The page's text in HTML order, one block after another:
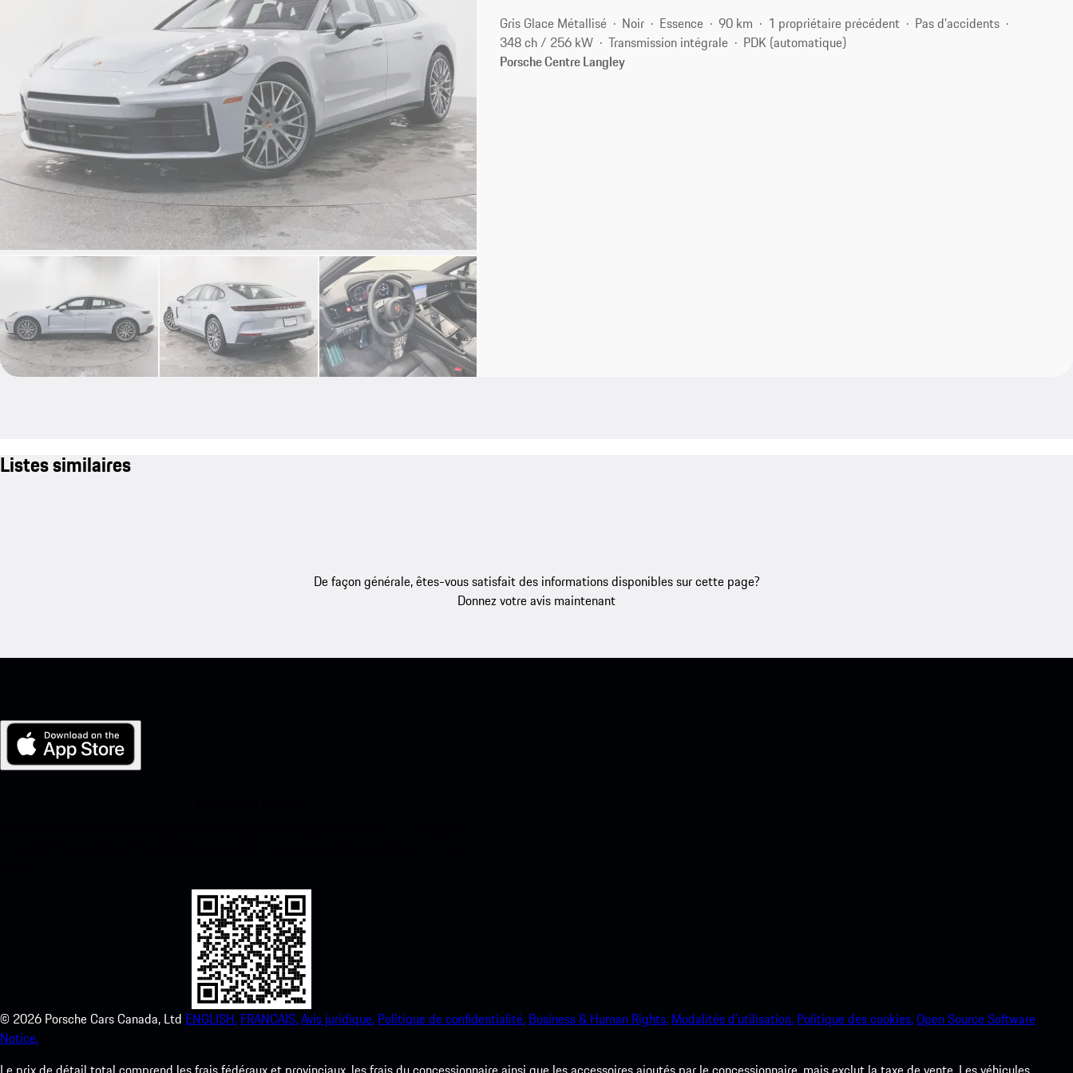
Gris Glace Métallisé Noir Essence 90 km 1 propriétaire précédent
Pas d'accidents
348 ch / 256 kW
Transmission intégrale
PDK (automatique)
Porsche Centre Langley
Listes similaires
De façon générale, êtes-vous satisfait des informations disponibles sur cette page?
Donnez votre avis maintenant
© 2026 Porsche Cars Canada, Ltd ENGLISH. FRANCAIS.Avis juridique. Politique de confidentialité. Business & Human Rights. Modalités d’utilisation. Politique des cookies.Open Source Software
Notice.